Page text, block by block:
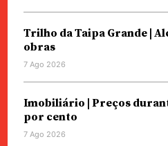
Trilho da Taipa Grande |
obras
7 Ago 2026
Imobiliário | Preços
por cento
7 Ago 2026